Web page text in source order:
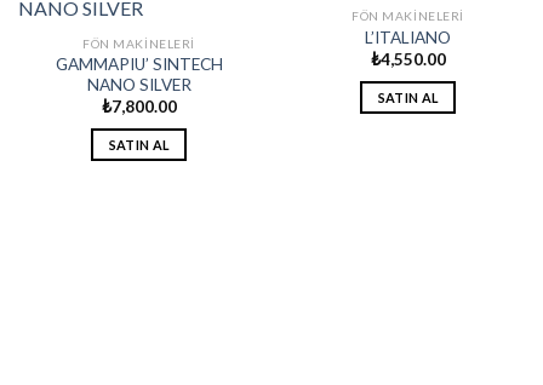
FÖN MAKINELERI
GAMMAPIU’ SINTECH
NANO SILVER
₺7,800.00
SATIN AL
FÖN MAKINELERI
L’ITALIANO
₺4,550.00
SATIN AL